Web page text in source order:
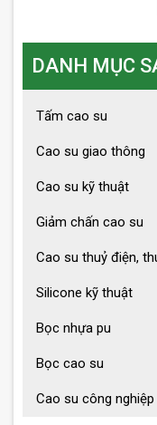
DANH MỤC
Tấm cao su
Cao su giao thông
Cao su kỹ thuật
Giảm chấn cao su
Cao su thuỷ điện,
Silicone kỹ thuật
Bọc nhựa pu
Bọc cao su
Cao su công nghiệp